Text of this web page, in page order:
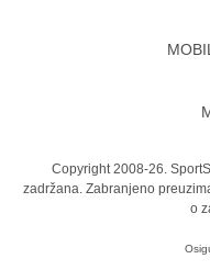
Copyright 2008-26.
zadržana. Zabranjeno
o